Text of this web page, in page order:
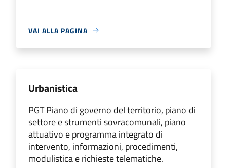
VAI ALLA PAGINA
Urbanistica
PGT Piano di governo del territorio, piano di
settore e strumenti sovracomunali, piano
attuativo e programma integrato di
intervento, informazioni, procedimenti,
modulistica e richieste telematiche.